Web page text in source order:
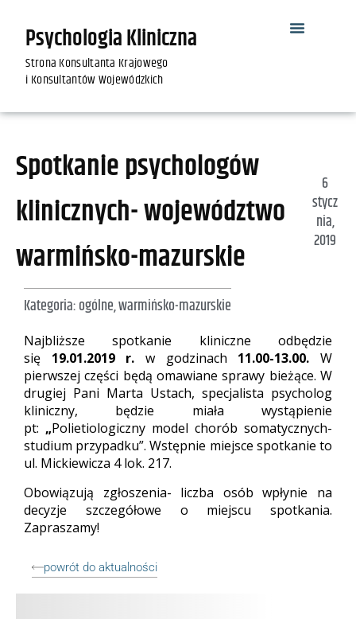
Psychologia Kliniczna
Strona Konsultanta Krajowego
i Konsultantów Wojewódzkich
Spotkanie psychologów
klinicznych- województwo
warmińsko-mazurskie
6
stycz
nia,
2019
Kategoria:ogólne,warmińsko-mazurskie
Najbliższe spotkanie kliniczne odbędzie
się 19.01.2019 r.w godzinach 11.00-13.00. W
pierwszej części będą omawiane sprawy bieżące. W
drugiej Pani Marta Ustach, specjalista psycholog
kliniczny, będzie miała wystąpienie
pt: „Polietiologiczny model chorób somatycznych-
studium przypadku”. Wstępnie miejsce spotkanie to
ul. Mickiewicza 4 lok. 217.
Obowiązują zgłoszenia- liczba osób wpłynie na
decyzje szczegółowe o miejscu spotkania.
Zapraszamy!
powrót do aktualności